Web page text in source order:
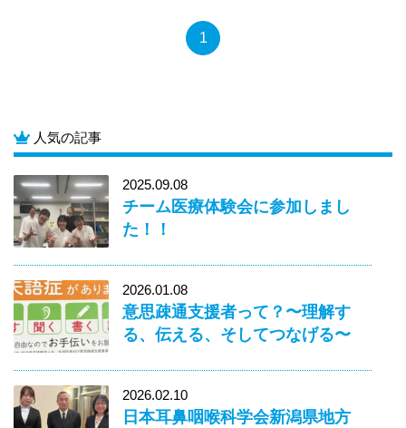
1
人気の記事
2025.09.08
チーム医療体験会に参加しまし
た！！
2026.01.08
意思疎通支援者って？〜理解す
る、伝える、そしてつなげる〜
2026.02.10
日本耳鼻咽喉科学会新潟県地方